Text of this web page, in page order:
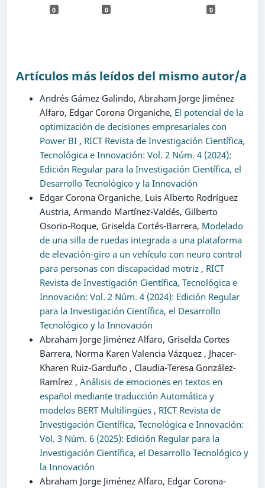
0 0 0
Artículos más leídos del mismo autor/a
Andrés Gámez Galindo, Abraham Jorge Jiménez
Alfaro, Edgar Corona Organiche, El potencial de la
optimización de decisiones empresariales con
Power BI , RICT Revista de Investigación Científica,
Tecnológica e Innovación: Vol. 2 Núm. 4 (2024):
Edición Regular para la Investigación Científica, el
Desarrollo Tecnológico y la Innovación
Edgar Corona Organiche, Luis Alberto Rodríguez
Austria, Armando Martínez-Valdés, Gilberto
Osorio-Roque, Griselda Cortés-Barrera, Modelado
de una silla de ruedas integrada a una plataforma
de elevación-giro a un vehículo con neuro control
para personas con discapacidad motriz , RICT
Revista de Investigación Científica, Tecnológica e
Innovación: Vol. 2 Núm. 4 (2024): Edición Regular
para la Investigación Científica, el Desarrollo
Tecnológico y la Innovación
Abraham Jorge Jiménez Alfaro, Griselda Cortes
Barrera, Norma Karen Valencia Vázquez , Jhacer-
Kharen Ruiz-Garduño , Claudia-Teresa González-
Ramírez , Análisis de emociones en textos en
español mediante traducción Automática y
modelos BERT Multilingües , RICT Revista de
Investigación Científica, Tecnológica e Innovación:
Vol. 3 Núm. 6 (2025): Edición Regular para la
Investigación Científica, el Desarrollo Tecnológico y
la Innovación
Abraham Jorge Jiménez Alfaro, Edgar Corona-